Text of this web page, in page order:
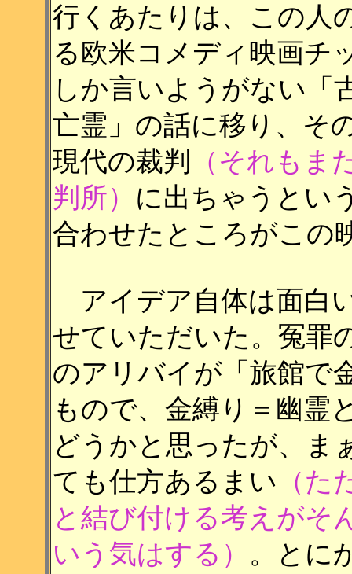
行くあたりは、この人
る欧米コメディ映画チ
しか言いようがない「
亡霊」の話に移り、そ
現代の裁判
（それもま
判所） に出ちゃうとい
合わせたところがこの
アイデア自体は面白
せていただいた。冤罪
のアリバイが「旅館で
もので、金縛り＝幽霊
どうかと思ったが、ま
ても仕方あるまい （た
と結び付ける考えがそ
いう気はする） 。とに